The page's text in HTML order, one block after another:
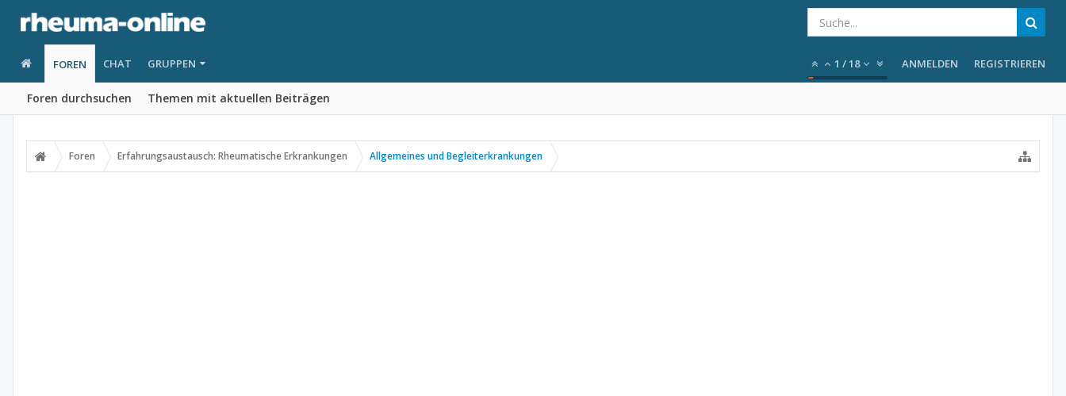
FOREN
Foren durchsuchen Themen mit aktuellen Beiträgen
CHAT GRUPPEN 1 /18 ANMELDEN REGISTRIEREN
Foren Erfahrungsaustausch: Rheumatische Erkrankungen Allgemeines und Begleiterkrankungen